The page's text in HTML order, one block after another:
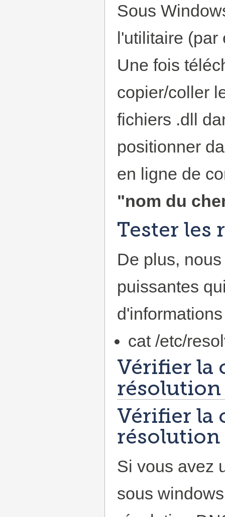
Sous
l'utilitaire
Une fois
copier/coller
fichiers .dll
positionner
en ligne de
"nom du
Tester les
De plus,
puissantes
cat /etc/
Vérifier la
résolution
Vérifier la
résolution
Si vous avez
sous